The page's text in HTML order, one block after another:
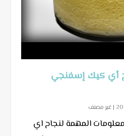
أي كيك إسفنجي
|غير مصنف
المهمة لنجاح اي